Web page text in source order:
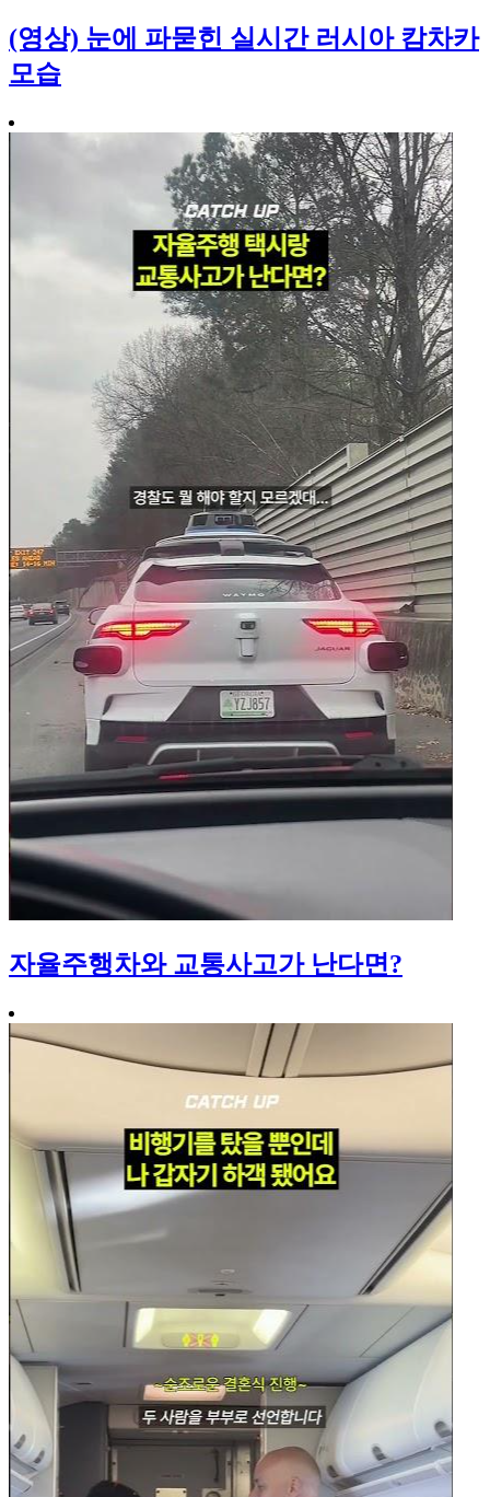
(영상) 눈에 파묻힌 실시간 러시아 캄차카
모습
자율주행차와 교통사고가 난다면?